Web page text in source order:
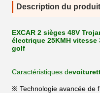
Description du produit
EXCAR 2 sièges 48V
électrique 25KMH vitesse
golf
Caractéristiques de
※ Technologie avancée de